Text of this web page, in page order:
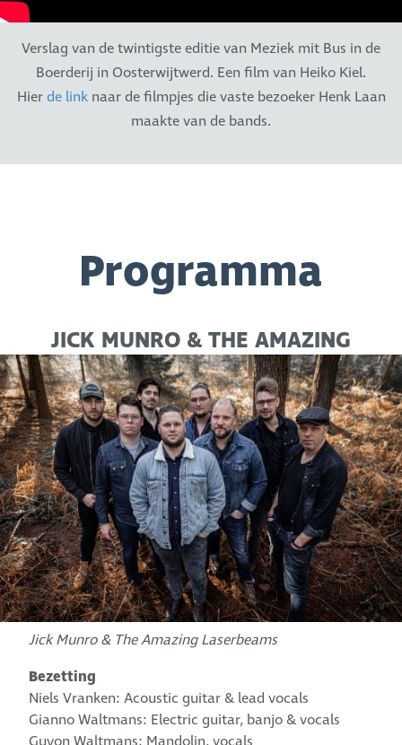
Verslag van de twintigste editie van Meziek mit Bus in de
Boerderij in Oosterwijtwerd. Een film van Heiko Kiel.
Hierde linknaar de filmpjes die vaste bezoeker Henk Laan
maakte van de bands.
Programma
JICK MUNRO & THE AMAZING
LASERBEAMS
Jick Munro & The Amazing Laserbeams
Bezetting
Niels Vranken: Acoustic guitar & lead vocals
Gianno Waltmans: Electric guitar, banjo & vocals
Guyon Waltmans: Mandolin, vocals